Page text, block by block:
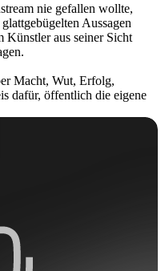
nie gefallen wollte,
Aussagen
Künstler aus seiner Sicht
Macht, Wut, Erfolg,
dafür, öffentlich die eigene